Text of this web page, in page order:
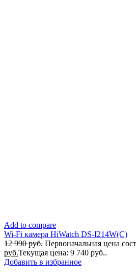
Add to compare
Wi-Fi камера HiWatch DS-I214W(C)
12 990руб. Первоначальная цена
руб.Текущая цена: 9 740 руб..
Добавить в избранное